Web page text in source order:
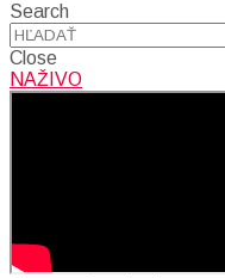
Search
Close
NAŽIVO